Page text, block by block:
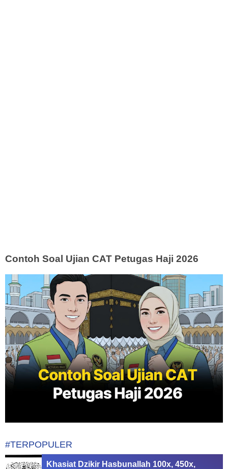
Contoh Soal Ujian CAT Petugas Haji 2026
#TERPOPULER
Khasiat Dzikir Hasbunallah 100x, 450x,